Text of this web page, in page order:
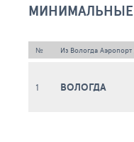
МИНИМАЛЬНЫЕ
№ Из Вологда
1 ВОЛОГДА